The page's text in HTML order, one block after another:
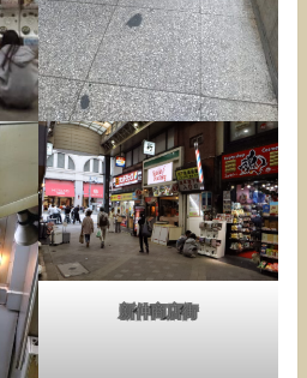
新仲商店街